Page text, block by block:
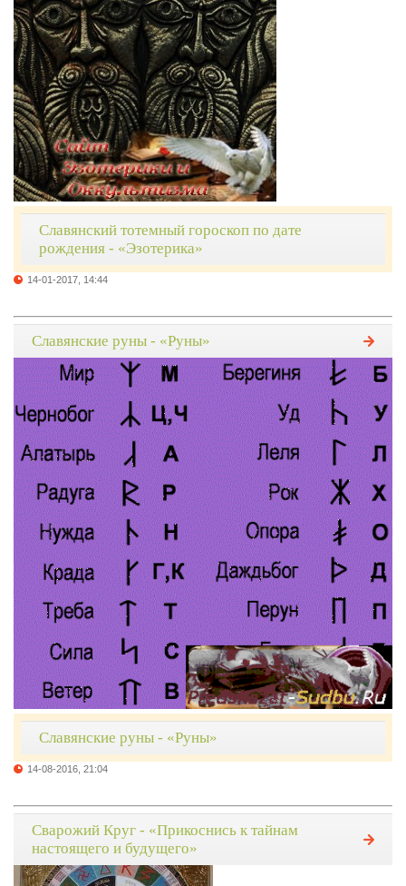
Славянский тотемный гороскоп по дате
рождения - «Эзотерика»
14-01-2017, 14:44
Славянские руны - «Руны»
Славянские руны - «Руны»
14-08-2016, 21:04
Сварожий Круг - «Прикоснись к тайнам
настоящего и будущего»